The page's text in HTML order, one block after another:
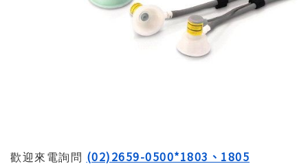
歡迎來電詢問 (02)2659-0500*1803、1805